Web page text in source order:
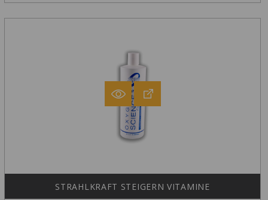
STRAHLKRAFT STEIGERN VITAMINE